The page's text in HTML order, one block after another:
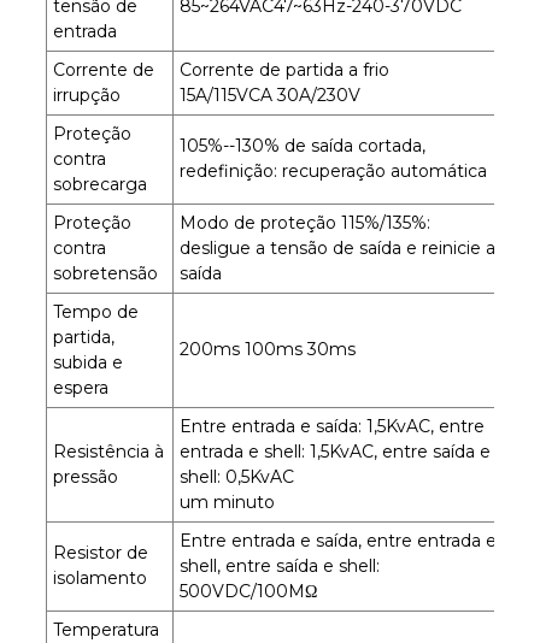
tensão de
entrada
85~264VAC47~63Hz-240-370VDC
Corrente de
irrupção
Corrente de partida a frio
15A/115VCA 30A/230V
Proteção
contra
sobrecarga
105%--130% de saída cortada,
redefinição: recuperação automática
Proteção
contra
sobretensão
Modo de proteção 115%/135%:
desligue a tensão de saída e reinicie a
saída
Tempo de
partida,
subida e
espera
200ms 100ms 30ms
Resistência à
pressão
Entre entrada e saída: 1,5KvAC, entre
entrada e shell: 1,5KvAC, entre saída e
shell: 0,5KvAC
um minuto
Resistor de
isolamento
Entre entrada e saída, entre entrada e
shell, entre saída e shell:
500VDC/100MΩ
Temperatura